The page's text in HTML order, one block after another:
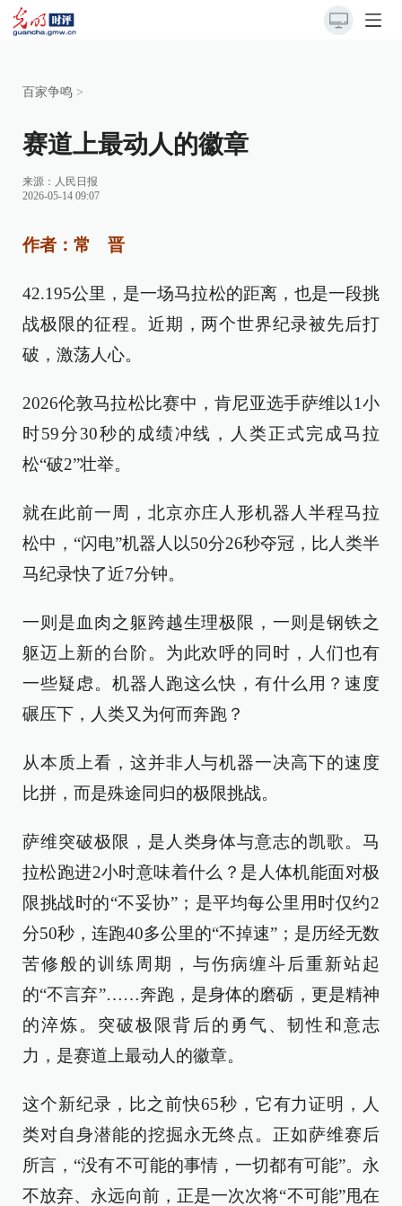
百家争鸣 >
赛道上最动人的徽章
来源： 人民日报
2026-05-14 09:07
作者：常 晋
42.195公里，是一场马拉松的距离，也是一段挑
战极限的征程。近期，两个世界纪录被先后打
破，激荡人心。
2026伦敦马拉松比赛中，肯尼亚选手萨维以1小
时59分30秒的成绩冲线，人类正式完成马拉
松“破2”壮举。
就在此前一周，北京亦庄人形机器人半程马拉
松中，“闪电”机器人以50分26秒夺冠，比人类半
马纪录快了近7分钟。
一则是血肉之躯跨越生理极限，一则是钢铁之
躯迈上新的台阶。为此欢呼的同时，人们也有
一些疑虑。机器人跑这么快，有什么用？速度
碾压下，人类又为何而奔跑？
从本质上看，这并非人与机器一决高下的速度
比拼，而是殊途同归的极限挑战。
萨维突破极限，是人类身体与意志的凯歌。马
拉松跑进2小时意味着什么？是人体机能面对极
限挑战时的“不妥协”；是平均每公里用时仅约2
分50秒，连跑40多公里的“不掉速”；是历经无数
苦修般的训练周期，与伤病缠斗后重新站起
的“不言弃”……奔跑，是身体的磨砺，更是精神
的淬炼。突破极限背后的勇气、韧性和意志
力，是赛道上最动人的徽章。
这个新纪录，比之前快65秒，它有力证明，人
类对自身潜能的挖掘永无终点。正如萨维赛后
所言，“没有不可能的事情，一切都有可能”。永
不放弃、永远向前，正是一次次将“不可能”甩在